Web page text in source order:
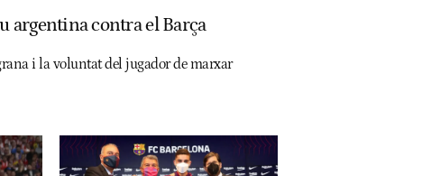
argentina contra el Barça
i la voluntat del jugador de marxar